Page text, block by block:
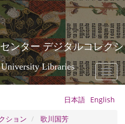
ンター デジタルコレクシ
Libraries
Toggle
日本語 English
ション 歌川国芳